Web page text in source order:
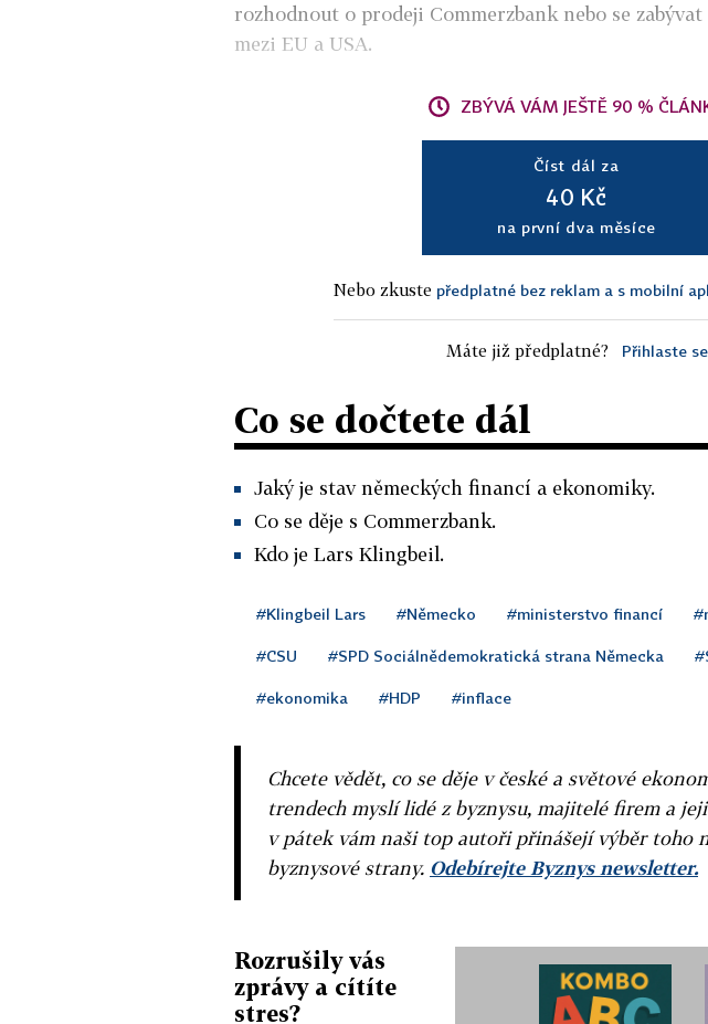
rozhodnout o prodeji Commerzbank nebo se
mezi EU a USA.
ZBÝVÁ VÁM JEŠTĚ 90 %
Číst dál za
40 Kč
na první dva měsíce
Nebo zkuste předplatné bez reklam a s mobilní
Máte již předplatné? Přihlaste se
Co se dočtete dál
Jaký je stav německých financí a ekonomiky.
Co se děje s Commerzbank.
Kdo je Lars Klingbeil.
#Klingbeil Lars #Německo #ministerstvo financí
#CSU #SPD Sociálnědemokratická strana Německa
#ekonomika #HDP #inflace
Chcete vědět, co se děje v české a světové
trendech myslí lidé z byznysu, majitelé firem a
v pátek vám naši top autoři přinášejí výběr toho
byznysové strany. Odebírejte Byznys newsletter.
Rozrušily vás
zprávy a cítíte
stres?